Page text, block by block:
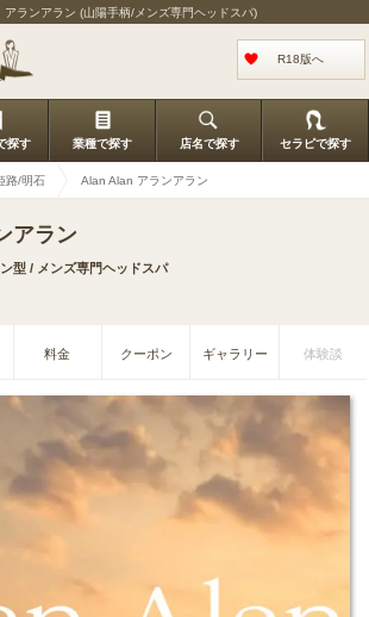
アランアラン (山陽手柄/メンズ専門ヘッドスパ)
R18版へ
探す 業種で探す 店名で探す セラピで探す
路/明石 Alan Alan アランアラン
アラン
型 / メンズ専門ヘッドスパ
料金 クーポン ギャラリー 体験談